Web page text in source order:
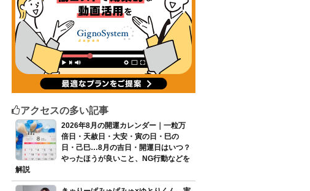
アクセスの多い記事
2026年8月の開運カレンダー｜一粒万
倍日・天赦日・大安・寅の日・巳の
日・己巳…8月の吉日・開運日はいつ？
やったほうが良いこと、NG行動などを
解説